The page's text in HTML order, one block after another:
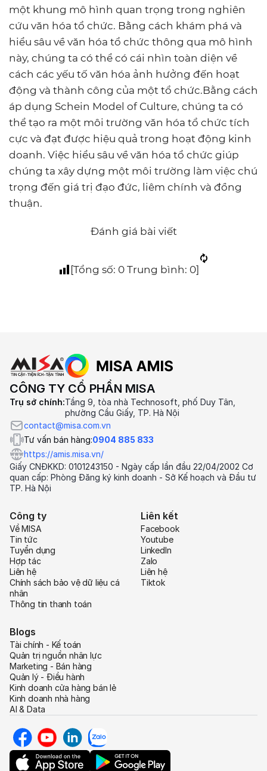
một khung mô hình quan trọng trong nghiên
cứu văn hóa tổ chức. Bằng cách khám phá và
hiểu sâu về văn hóa tổ chức thông qua mô hình
này, chúng ta có thể có cái nhìn toàn diện về
cách các yếu tố văn hóa ảnh hưởng đến hoạt
động và thành công của một tổ chức.Bằng cách
áp dụng Schein Model of Culture, chúng ta có
thể tạo ra một môi trường văn hóa tổ chức tích
cực và đạt được hiệu quả trong hoạt động kinh
doanh. Việc hiểu sâu về văn hóa tổ chức giúp
chúng ta xây dựng một môi trường làm việc chú
trọng đến giá trị đạo đức, liêm chính và đồng
thuận.
Đánh giá bài viết
[Tổng số: 0 Trung bình: 0]
CÔNG TY CỔ PHẦN MISA
Trụ sở chính:Tầng 9, tòa nhà Technosoft, phố Duy Tân,
phường Cầu Giấy, TP. Hà Nội
contact@misa.com.vn
Tư vấn bán hàng:0904 885 833
https://amis.misa.vn/
Giấy CNĐKKD: 0101243150 - Ngày cấp lần đầu 22/04/2002 Cơ
quan cấp: Phòng Đăng ký kinh doanh - Sở Kế hoạch và Đầu tư
TP. Hà Nội
Công ty
Về MISA
Tin tức
Tuyển dụng
Hợp tác
Liên hệ
Chính sách bảo vệ dữ liệu cá
nhân
Thông tin thanh toán
Liên kết
Facebook
Youtube
LinkedIn
Zalo
Liên hệ
Tiktok
Blogs
Tài chính - Kế toán
Quản trị nguồn nhân lực
Marketing - Bán hàng
Quản lý - Điều hành
Kinh doanh cửa hàng bán lẻ
Kinh doanh nhà hàng
AI & Data